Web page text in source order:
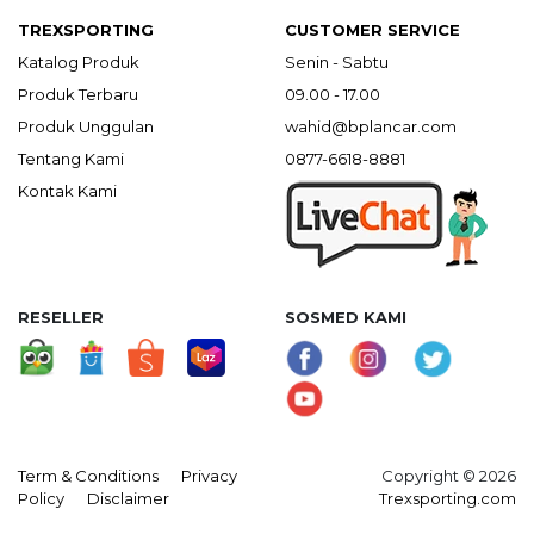
TREXSPORTING
Katalog Produk
Produk Terbaru
Produk Unggulan
Tentang Kami
Kontak Kami
CUSTOMER SERVICE
Senin - Sabtu
09.00 - 17.00
wahid@bplancar.com
0877-6618-8881
RESELLER SOSMED KAMI
Term & Conditions
Privacy
Policy
Disclaimer
Copyright © 2026
Trexsporting.com